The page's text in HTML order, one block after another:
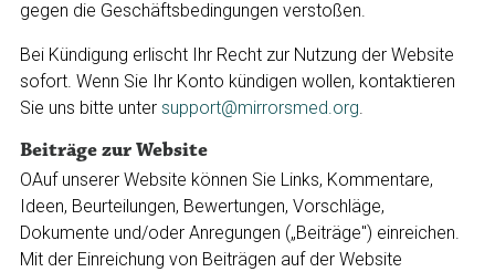
gegen die Geschäftsbedingungen verstoßen.
Bei Kündigung erlischt Ihr Recht zur Nutzung der Website
sofort. Wenn Sie Ihr Konto kündigen wollen, kontaktieren
Sie uns bitte unter support@mirrorsmed.org
Beiträge zur Website
OAuf unserer Website können Sie Links, Kommentare,
Ideen, Beurteilungen, Bewertungen, Vorschläge,
Dokumente und/oder Anregungen („Beiträge") einreichen.
Mit der Einreichung von Beiträgen auf der Website